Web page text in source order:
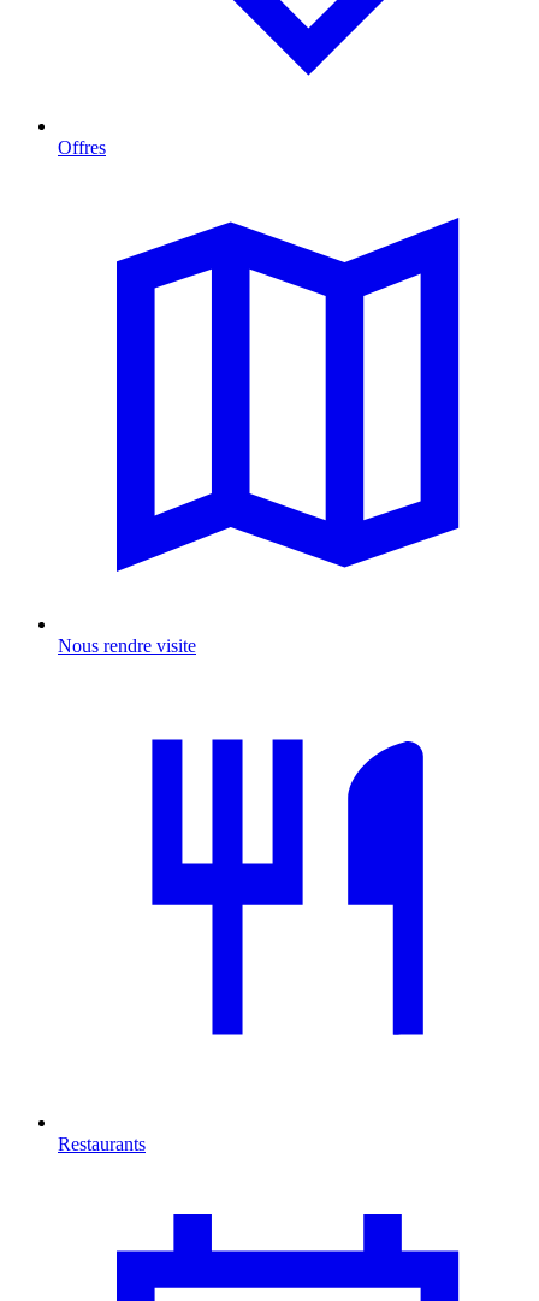
Offres
Nous rendre visite
Restaurants